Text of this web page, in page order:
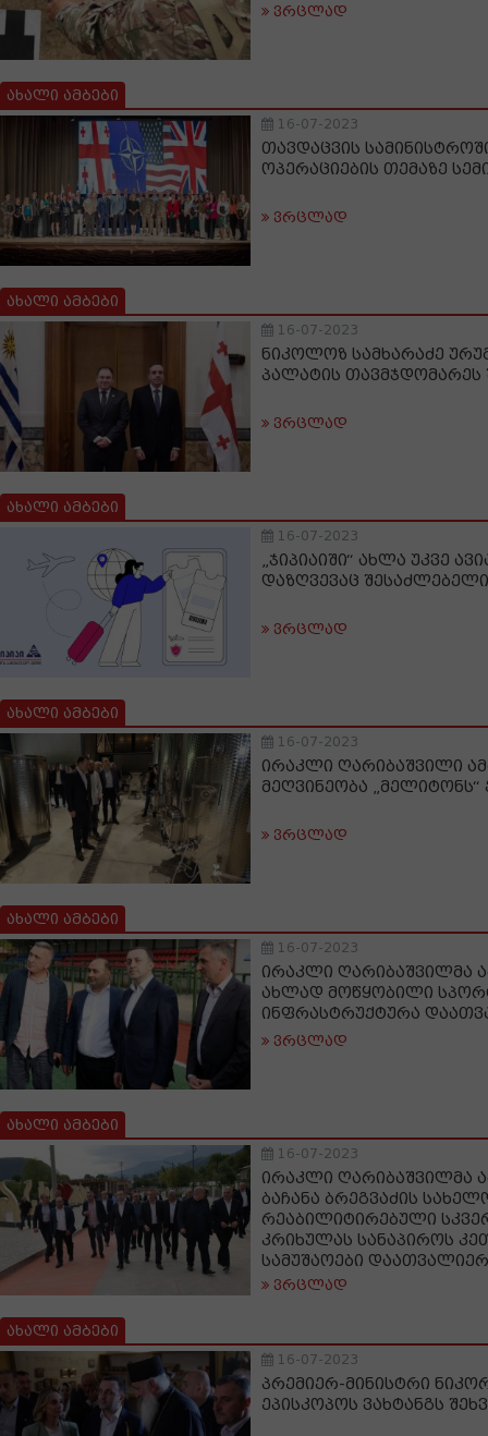
ვრცლად
ახალი ამბები
16-07-2023
თავდაცვის
ოპერაციების თემაზე
ვრცლად
ახალი ამბები
16-07-2023
ნიკოლოზ სამხარაძე
პალატის თავმჯდომარეს
ვრცლად
ახალი ამბები
16-07-2023
„ჯიპიაიში“ ახლა უკვე
დაზღვევაც
ვრცლად
ახალი ამბები
16-07-2023
ირაკლი ღარიბაშვილი
მეღვინეობა „მელიტონს“
ვრცლად
ახალი ამბები
16-07-2023
ირაკლი ღარიბაშვილმა
ახლად მოწყობილი
ინფრასტრუქტურა
ვრცლად
ახალი ამბები
16-07-2023
ირაკლი ღარიბაშვილმა
ბაჩანა ბრეგვაძის
რეაბილიტირებული
კრიხულას სანაპიროს
სამუშაოები
ვრცლად
ახალი ამბები
16-07-2023
პრემიერ-მინისტრი
ეპისკოპოს ვახტანგს